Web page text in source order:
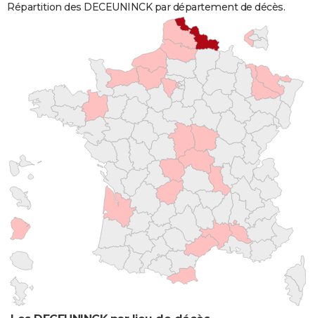
Répartition des DECEUNINCK par département de décès.